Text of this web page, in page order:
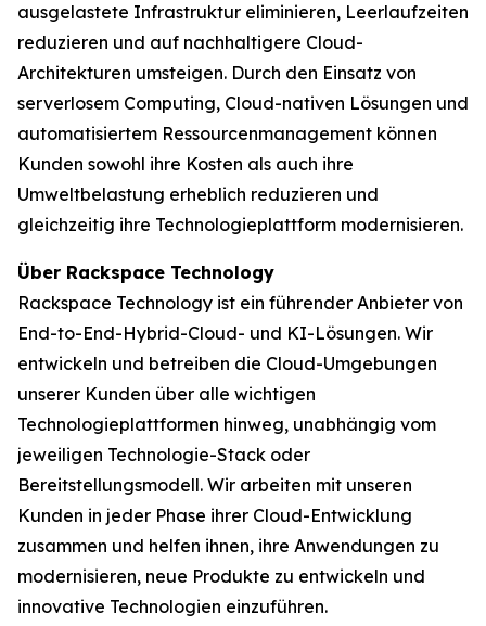
ausgelastete Infrastruktur eliminieren, Leerlaufzeiten
reduzieren und auf nachhaltigere Cloud-
Architekturen umsteigen. Durch den Einsatz von
serverlosem Computing, Cloud-nativen Lösungen und
automatisiertem Ressourcenmanagement können
Kunden sowohl ihre Kosten als auch ihre
Umweltbelastung erheblich reduzieren und
gleichzeitig ihre Technologieplattform modernisieren.
Über Rackspace Technology
Rackspace Technology ist ein führender Anbieter von
End-to-End-Hybrid-Cloud- und KI-Lösungen. Wir
entwickeln und betreiben die Cloud-Umgebungen
unserer Kunden über alle wichtigen
Technologieplattformen hinweg, unabhängig vom
jeweiligen Technologie-Stack oder
Bereitstellungsmodell. Wir arbeiten mit unseren
Kunden in jeder Phase ihrer Cloud-Entwicklung
zusammen und helfen ihnen, ihre Anwendungen zu
modernisieren, neue Produkte zu entwickeln und
innovative Technologien einzuführen.